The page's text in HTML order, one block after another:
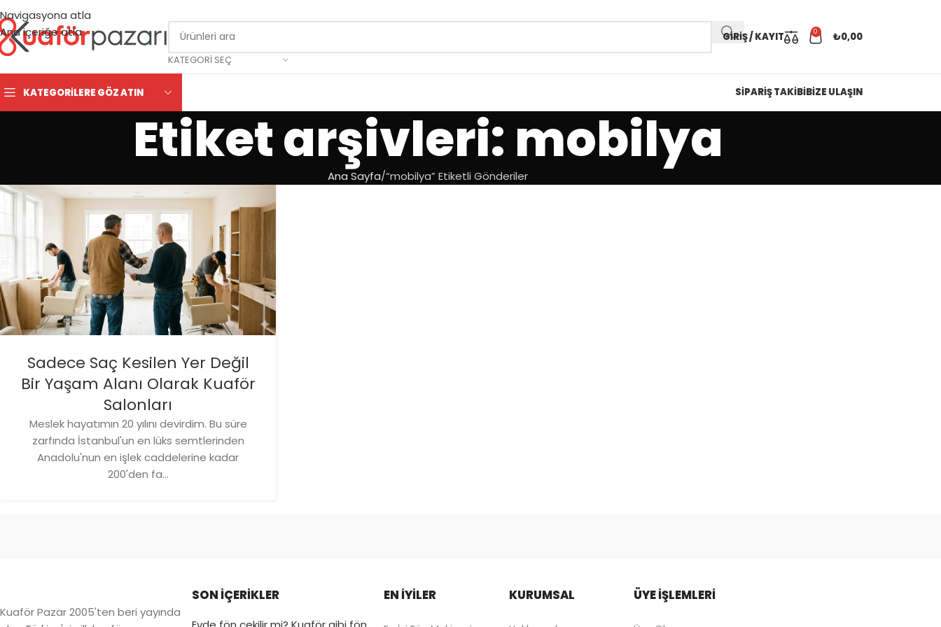
Navigasyona atla
Ana içeriğe atla
KATEGORI SEÇ
GIRIŞ / KAYIT 0 ₺0,00
KATEGORILERE GÖZ ATIN SİPARİŞ TAKİBİBİZE ULAŞIN
Etiket arşivleri: mobilya
Ana Sayfa “mobilya” Etiketli Gönderiler
Sadece Saç Kesilen Yer Değil
Bir Yaşam Alanı Olarak Kuaför
Salonları
Meslek hayatımın 20 yılını devirdim. Bu süre
zarfında İstanbul'un en lüks semtlerinden
Anadolu'nun en işlek caddelerine kadar
200'den fa...
Kuaför Pazar 2005'ten beri yayında
SON İÇERİKLER EN İYİLER KURUMSAL ÜYE İŞLEMLERİ